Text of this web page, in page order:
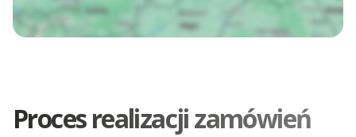
Proces realizacji zamówień